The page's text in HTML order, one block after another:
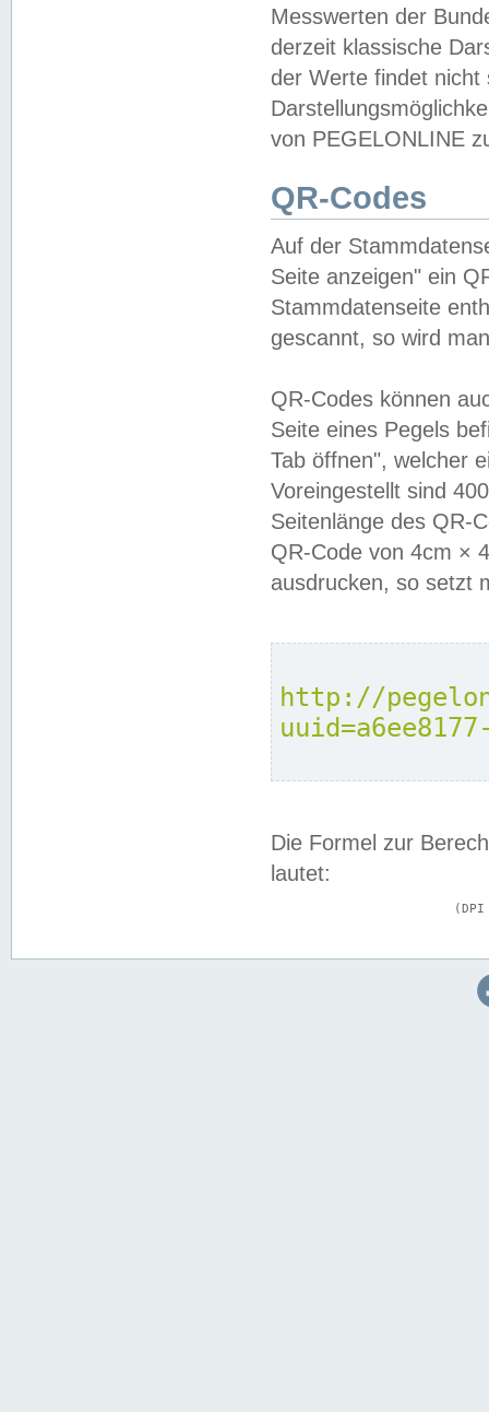
Messwerten der
derzeit klassische
der Werte findet
von PEGELONLINE
QR-Codes
Auf der
Seite anzeigen" ein
Stammdatenseite
gescannt, so wird
QR-Codes können
Seite eines Pegels
Tab öffnen", welcher
Voreingestellt sind
Seitenlänge des QR-
QR-Code von 4cm ×
ausdrucken, so setzt
http://
Die Formel zur
lautet: